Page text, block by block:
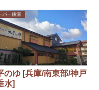
パー銭湯
のゆ [兵庫/南東部/神戸
水]